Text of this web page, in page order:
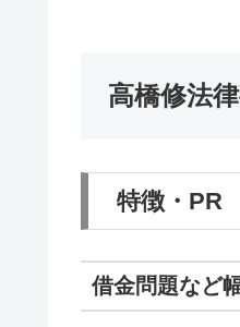
高橋修法
特徴・PR
借金問題など